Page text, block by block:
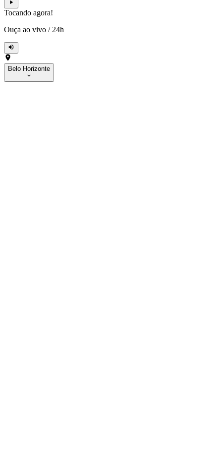
Tocando agora!
Ouça ao vivo / 24h
Belo Horizonte